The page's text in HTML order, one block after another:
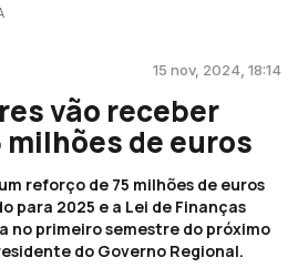
15 nov, 2024, 18:14
vão receber
milhões de euros
reforço de 75 milhões de euros
para 2025 e a Lei de Finanças
no primeiro semestre do próximo
do Governo Regional.